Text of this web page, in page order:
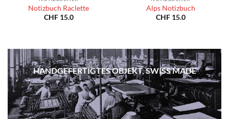
Notizbuch Raclette
CHF15.0
Alps Notizbuch
CHF15.0
HANDGEFERTIGTES OBJEKT, SWISS MADE